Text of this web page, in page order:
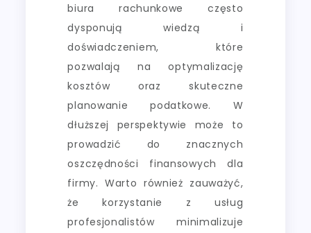
biura rachunkowe często
dysponują wiedzą i
doświadczeniem, które
pozwalają na optymalizację
kosztów oraz skuteczne
planowanie podatkowe. W
dłuższej perspektywie może to
prowadzić do znacznych
oszczędności finansowych dla
firmy. Warto również zauważyć,
że korzystanie z usług
profesjonalistów minimalizuje